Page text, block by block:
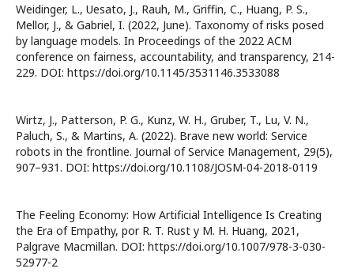
Weidinger, L., Uesato, J., Rauh, M., Griffin, C., Huang, P. S.,
Mellor, J., & Gabriel, I. (2022, June). Taxonomy of risks posed
by language models. In Proceedings of the 2022 ACM
conference on fairness, accountability, and transparency, 214-
229. DOI: https://doi.org/10.1145/3531146.3533088
Wirtz, J., Patterson, P. G., Kunz, W. H., Gruber, T., Lu, V. N.,
Paluch, S., & Martins, A. (2022). Brave new world: Service
robots in the frontline. Journal of Service Management, 29(5),
907–931. DOI: https://doi.org/10.1108/JOSM-04-2018-0119
The Feeling Economy: How Artificial Intelligence Is Creating
the Era of Empathy, por R. T. Rust y M. H. Huang, 2021,
Palgrave Macmillan. DOI: https://doi.org/10.1007/978-3-030-
52977-2